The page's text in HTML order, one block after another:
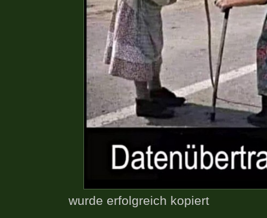
wurde erfolgreich kopiert